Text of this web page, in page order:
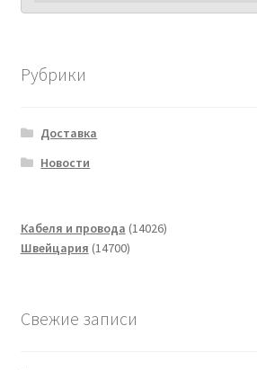
Рубрики
Доставка
Новости
Кабеля и провода 1402614026
Швейцария 1470014700
Свежие записи